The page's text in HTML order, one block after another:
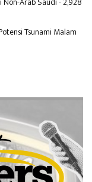
Tsunami Malam